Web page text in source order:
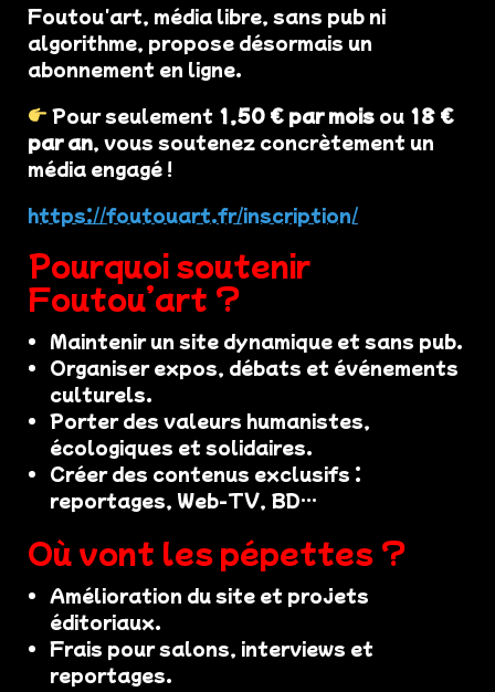
Foutou'art, média libre, sans pub ni
algorithme, propose désormais un
abonnement en ligne.
Pour seulement 1,50 € par mois ou 18 €
par an, vous soutenez concrètement un
média engagé !
https://foutouart.fr/inscription/
Pourquoi soutenir
Foutou’art ?
Maintenir un site dynamique et sans pub.
Organiser expos, débats et événements
culturels.
Porter des valeurs humanistes,
écologiques et solidaires.
Créer des contenus exclusifs :
reportages, Web-TV, BD…
Où vont les pépettes ?
Amélioration du site et projets
éditoriaux.
Frais pour salons, interviews et
reportages.